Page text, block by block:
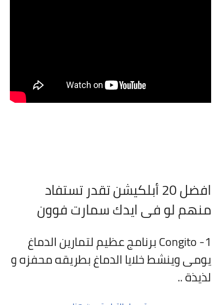
افضل 20 أبلكيشن تقدر تستفاد
منهم لو فى ايدك سمارت فوون
1- Congito برنامج عظيم لتمارين الدماغ
يومى وينشط خلايا الدماغ بطريقه محفزه و
لذيذة ..